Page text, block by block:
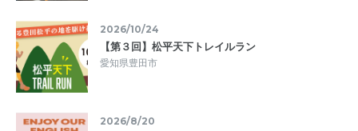
2026/10/24
【第３回】松平天下トレイルラン
愛知県豊田市
2026/8/20